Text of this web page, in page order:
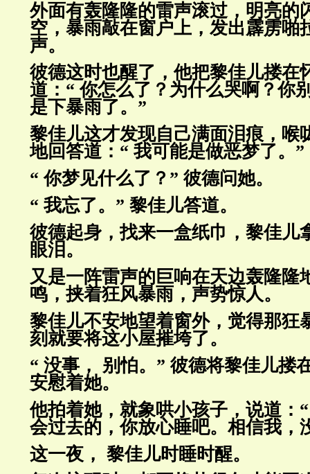
外面有轰隆隆的雷声滚过，明亮的
空，暴雨敲在窗户上，发出霹雳啪
声。
彼德这时也醒了，他把黎佳儿搂在
道：“ 你怎么了？为什么哭啊？你
是下暴雨了。”
黎佳儿这才发现自己满面泪痕，喉
地回答道：“ 我可能是做恶梦了。”
“ 你梦见什么了？” 彼德问她。
“ 我忘了。” 黎佳儿答道。
彼德起身，找来一盒纸巾，黎佳儿
眼泪。
又是一阵雷声的巨响在天边轰隆隆
鸣，挟着狂风暴雨，声势惊人。
黎佳儿不安地望着窗外，觉得那狂
刻就要将这小屋摧垮了。
“ 没事， 别怕。” 彼德将黎佳儿搂
安慰着她。
他拍着她，就象哄小孩子，说道：
会过去的，你放心睡吧。相信我，
这一夜， 黎佳儿时睡时醒。